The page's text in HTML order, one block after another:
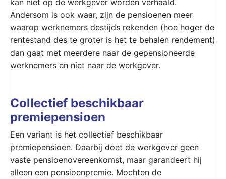
Andersom is ook waar, zijn de pensioenen meer
waarop werknemers destijds rekenden (hoe hoger de
rentestand des te groter is het te behalen rendement)
dan gaat met meerdere naar de gepensioneerde
werknemers en niet naar de werkgever.
Collectief beschikbaar
premiepensioen
Een variant is het collectief beschikbaar
premiepensioen. Daarbij doet de werkgever geen
vaste pensioenovereenkomst, maar garandeert hij
alleen een pensioenpremie. Mochten de